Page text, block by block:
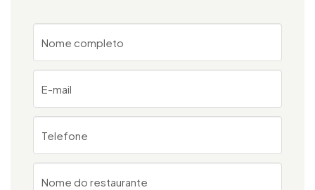
Nome completo
E-mail
Telefone
Nome do restaurante